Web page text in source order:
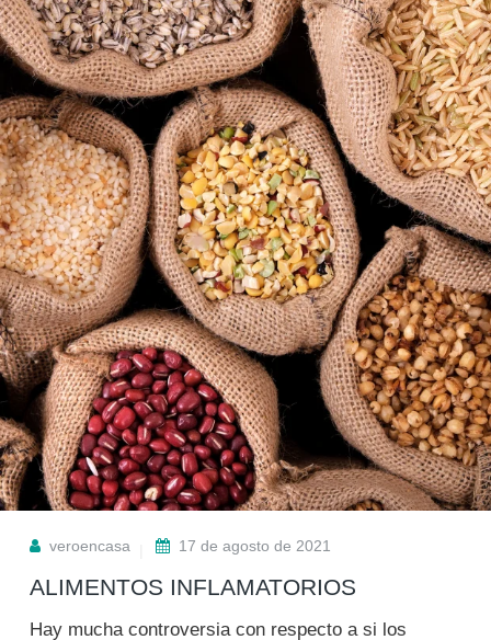
veroencasa 17 de agosto de 2021
ALIMENTOS INFLAMATORIOS
Hay mucha controversia con respecto a si los